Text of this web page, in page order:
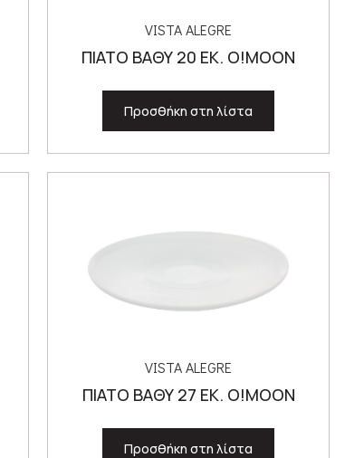
VISTA ALEGRE
ΠΙΑΤΟ ΒΑΘΥ 20 ΕΚ. O!MOON
Προσθήκη στη λίστα
VISTA ALEGRE
ΠΙΑΤΟ ΒΑΘΥ 27 ΕΚ. O!MOON
Προσθήκη στη λίστα